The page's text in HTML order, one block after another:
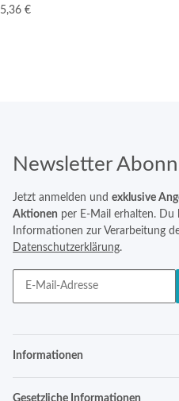
5,36 €
Newsletter
Jetzt anmelden und exklusive
Aktionen per E-Mail erhalten. Du
Informationen zur Verarbeitung
Datenschutzerklärung.
Informationen
Gesetzliche Informationen